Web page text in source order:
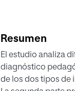
Resumen
El estudio analiza
diagnóstico
de los dos tipos de